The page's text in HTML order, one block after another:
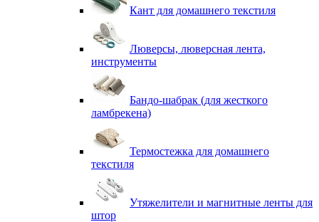
Кант для домашнего текстиля
Люверсы, люверсная лента,
инструменты
Бандо-шабрак (для жесткого
ламбрекена)
Термостежка для домашнего
текстиля
Утяжелители и магнитные ленты для
штор